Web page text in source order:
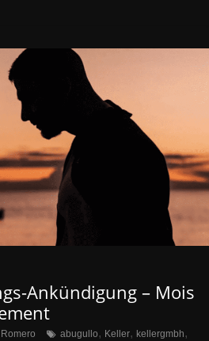
Ankündigung – Mois
abugullo, Keller, kellergmbh,